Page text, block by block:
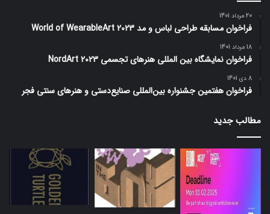
20 مرداد 1401
فراخوان مسابقه طراحی لباس و مد World of WearableArt 2023
18 مرداد 1401
فراخوان نمایشگاه بین المللی هنرهای تجسمی NordArt 2023
8 دی 1401
فراخوان هفتمین جشنواره بین‌المللی صنایع‌دستی و هنرهای سنتی فجر
مطالب جدید